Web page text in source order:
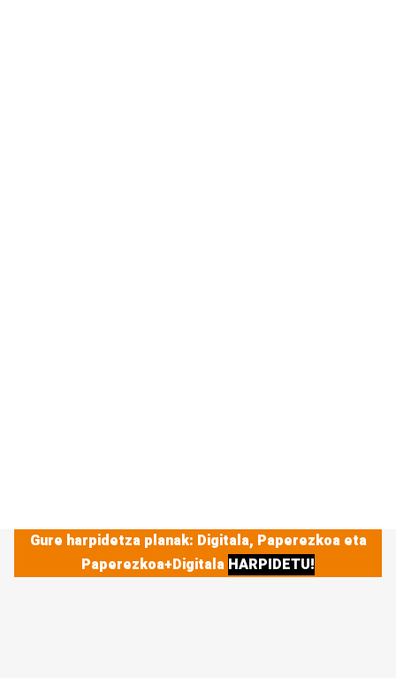
Gure harpidetza planak: Digitala, Paperezkoa eta
Paperezkoa+Digitala HARPIDETU!